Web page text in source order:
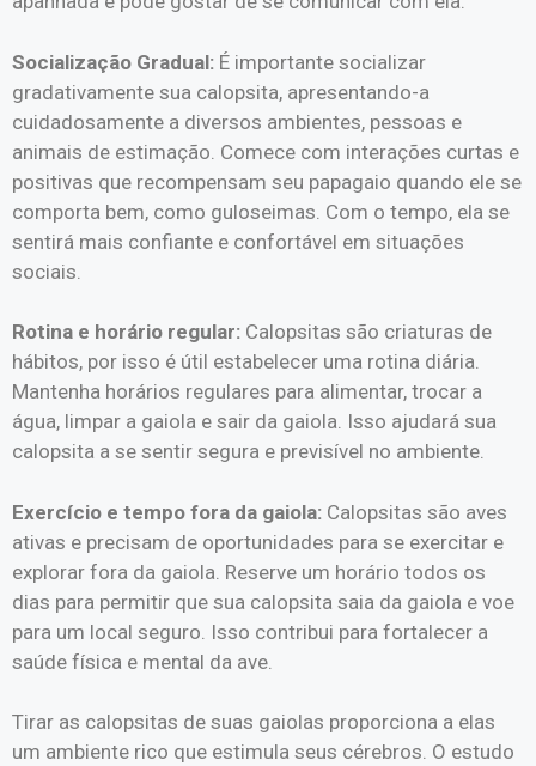
Socialização Gradual: É importante socializar
gradativamente sua calopsita, apresentando-a
cuidadosamente a diversos ambientes, pessoas e
animais de estimação. Comece com interações curtas e
positivas que recompensam seu papagaio quando ele se
comporta bem, como guloseimas. Com o tempo, ela se
sentirá mais confiante e confortável em situações
sociais.
Rotina e horário regular: Calopsitas são criaturas de
hábitos, por isso é útil estabelecer uma rotina diária.
Mantenha horários regulares para alimentar, trocar a
água, limpar a gaiola e sair da gaiola. Isso ajudará sua
calopsita a se sentir segura e previsível no ambiente.
Exercício e tempo fora da gaiola: Calopsitas são aves
ativas e precisam de oportunidades para se exercitar e
explorar fora da gaiola. Reserve um horário todos os
dias para permitir que sua calopsita saia da gaiola e voe
para um local seguro. Isso contribui para fortalecer a
saúde física e mental da ave.
Tirar as calopsitas de suas gaiolas proporciona a elas
um ambiente rico que estimula seus cérebros. O estudo